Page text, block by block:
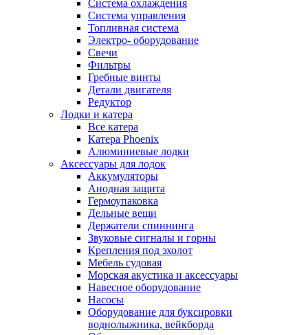
Система охлаждения
Система управления
Топливная система
Электро- оборудование
Свечи
Фильтры
Гребные винты
Детали двигателя
Редуктор
Лодки и катера
Все катера
Катера Phoenix
Алюминиевые лодки
Аксессуары для лодок
Аккумуляторы
Анодная защита
Гермоупаковка
Дельные вещи
Держатели спиннинга
Звуковые сигналы и горны
Крепления под эхолот
Мебель судовая
Морская акустика и аксессуары
Навесное оборудование
Насосы
Оборудование для буксировки
воднолыжника, вейкборда